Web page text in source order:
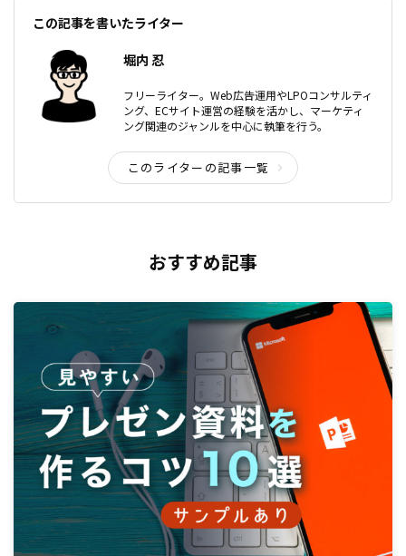
この記事を書いたライター
堀内 忍
フリーライター。Web広告運用やLPOコンサルティ
ング、ECサイト運営の経験を活かし、マーケティ
ング関連のジャンルを中心に執筆を行う。
このライターの記事一覧
おすすめ記事